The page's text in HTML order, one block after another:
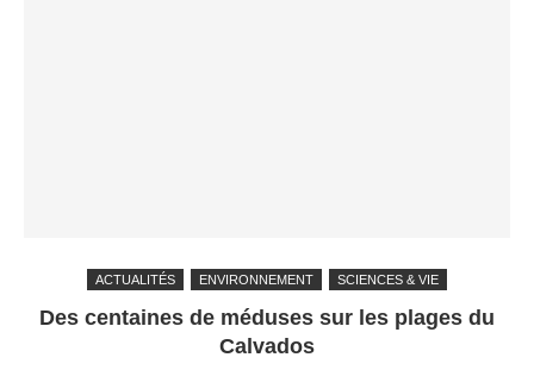
ACTUALITÉS ENVIRONNEMENT SCIENCES & VIE
Des centaines de méduses sur les plages du
Calvados